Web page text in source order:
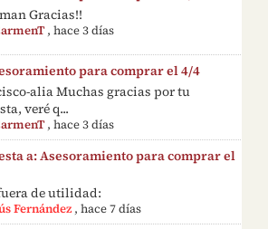
Gracias!!
,hace 3 días
para comprar el 4/4
alia Muchas gracias por tu
veré q...
,hace 3 días
a: Asesoramiento para comprar el
de utilidad:
Fernández ,hace 7 días